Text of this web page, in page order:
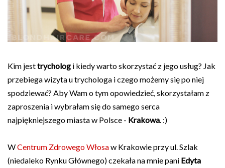
Kim jesttrycholog i kiedy warto skorzystać z jego usług? Jak
przebiega wizyta u trychologa i czego możemy się po niej
spodziewać? Aby Wam o tym opowiedzieć, skorzystałam z
zaproszenia i wybrałam się do samego serca
najpiękniejszego miasta w Polsce - Krakowa . :)
WCentrum Zdrowego Włosaw Krakowie przy ul. Szlak
(niedaleko Rynku Głównego) czekała na mnie pani Edyta